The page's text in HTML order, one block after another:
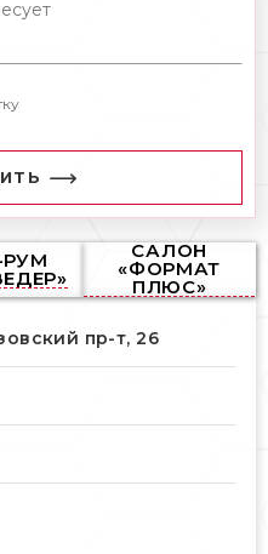
САЛОН
«ФОРМАТ
ПЛЮС»
пр-т, 26